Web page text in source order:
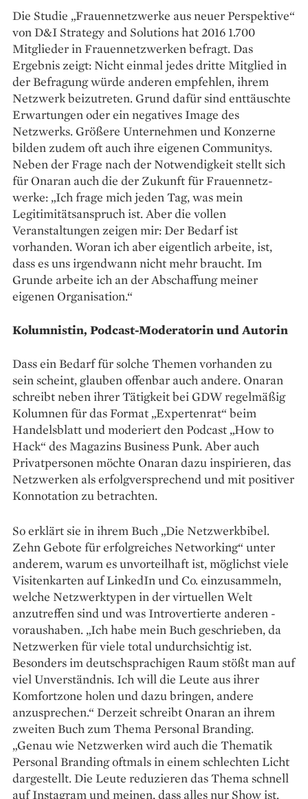
Die Studie „­Frauennetzwerke aus neuer Perspektive“
von D&I Strategy and Solutions hat 2016 1.700
Mitglieder in Frauennetzwerken befragt. Das
Ergebnis zeigt: Nicht einmal jedes dritte Mitglied in
der Befragung würde anderen empfehlen, ihrem
Netzwerk beizutreten. Grund dafür sind enttäuschte
Erwartungen oder ein negatives Image des
Netzwerks. Größere Unternehmen und Konzerne
bilden zudem oft auch ihre eigenen Communitys.
Neben der Frage nach der Notwendigkeit stellt sich
für Onaran auch die der Zukunft für Frauennetz­
werke: „Ich frage mich jeden Tag, was mein
Legitimitätsanspruch ist. Aber die vollen
Veranstaltungen zeigen mir: Der Bedarf ist
vorhanden. Woran ich aber eigentlich arbeite, ist,
dass es uns irgendwann nicht mehr braucht. Im
Grunde arbeite ich an der Abschaffung meiner
eigenen Organisation.“
Kolumnistin, Podcast-Moderatorin und Autorin
Dass ein Bedarf für solche ­Themen vorhanden zu
sein scheint, glauben offenbar auch andere. Onaran
schreibt neben ihrer Tätigkeit bei GDW regelmäßig
Kolumnen für das Format „Expertenrat“ beim
Handelsblatt und moderiert den Podcast „How to
Hack“ des Magazins Business Punk. Aber auch
Privatpersonen möchte Onaran dazu inspirieren, das
Netzwerken als erfolgversprechend und mit positiver
Konnotation zu betrachten.
So erklärt sie in ihrem Buch „Die Netzwerkbibel.
Zehn ­Gebote für erfolgreiches Networking“ ­unter
anderem, warum es unvorteilhaft ist, möglichst viele
Visitenkarten auf LinkedIn und Co. einzusammeln,
welche Netzwerktypen in der virtuellen Welt
anzutreffen sind und was Introvertierte anderen ­
voraushaben. „Ich habe mein Buch ­geschrieben, da
Netzwerken für viele ­total undurchsichtig ist.
Besonders im deutschsprachigen Raum stößt man auf
viel Unverständnis. Ich will die Leute aus ihrer
Komfort­zone ­holen und dazu bringen, ­andere
anzusprechen.“ Derzeit schreibt ­Onaran an ihrem
zweiten Buch zum ­Thema Personal Branding.
„Genau wie Netzwerken wird auch die Thematik
Personal Branding oftmals in ­einem schlechten Licht
dargestellt. Die Leute reduzieren das Thema schnell
auf Instagram und meinen, dass alles nur Show ist.